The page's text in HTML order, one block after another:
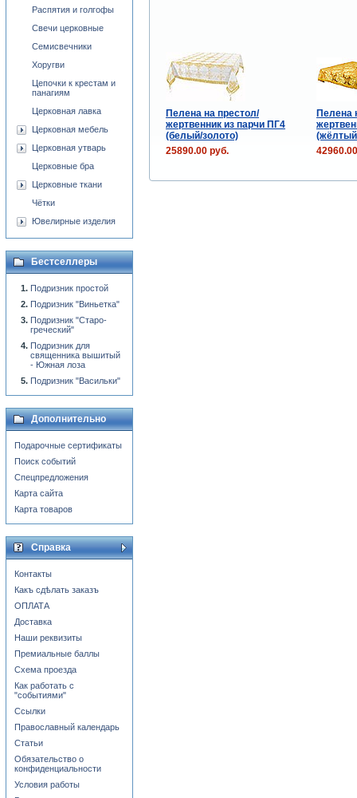
Пелена на престол/
жертвенник из парчи ПГ4
(белый/золото)
Пелена
25890.00 руб.
Распятия и голгофы
Свечи церковные
Семисвечники
Хоругви
Цепочки к крестам и
панагиям
Церковная лавка
Церковная мебель
Церковная утварь
Церковные бра
Церковные ткани
Чётки
Ювелирные изделия
Бестселлеры
Подризник простой
Подризник "Виньетка"
Подризник "Старо-
греческий"
Подризник для
священника вышитый
- Южная лоза
Подризник "Васильки"
Дополнительно
Подарочные сертификаты
Поиск событий
Спецпредложения
Карта сайта
Карта товаров
Справка
Контакты
Какъ сдѣлать заказъ
ОПЛАТА
Доставка
Наши реквизиты
Премиальные баллы
Схема проезда
Как работать с
"событиями"
Ссылки
Православный календарь
Статьи
Обязательство о
конфиденциальности
Условия работы